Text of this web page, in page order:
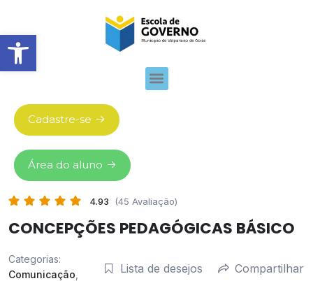
Abrir barra de ferramentas
Cadastre-se
Área do aluno
4.93 (45 Avaliação)
CONCEPÇÕES PEDAGÓGICAS BÁSICO
Categorias:
Comunicação
Lista de desejos Compartilhar